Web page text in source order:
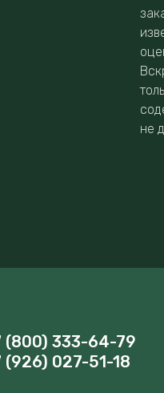
не
(800) 333-64-79
(926) 027-51-18